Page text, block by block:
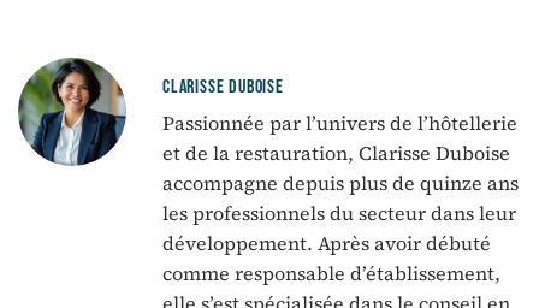
CLARISSE DUBOISE
Passionnée par l’univers de l’hôtellerie
et de la restauration, Clarisse Duboise
accompagne depuis plus de quinze ans
les professionnels du secteur dans leur
développement. Après avoir débuté
comme responsable d’établissement,